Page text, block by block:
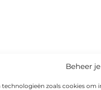
Beheer
zoals cookies om